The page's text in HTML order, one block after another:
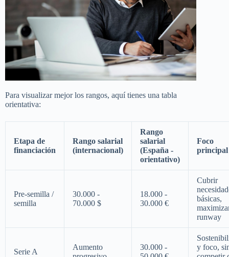
Para visualizar mejor los rangos, aquí tienes una tabla
orientativa:
Etapa de
financiación
Rango salarial
(internacional)
Rango
salarial
(España -
orientativo)
Foco
principal
Pre-semilla /
semilla
30.000 -
70.000 $
18.000 -
30.000 €
Cubrir
básicas,
runway
Serie A
Aumento
30.000 -
y foco,